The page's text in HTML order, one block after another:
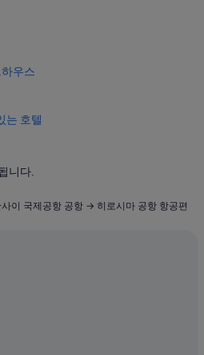
우스
는 호텔
근처 호텔
니다.
사이 국제공항 공항 → 히로시마 공항 항공편